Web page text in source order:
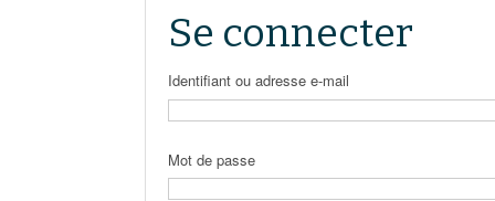
Institutions
Se connecter
Identifiant ou adresse e-mail
Mot de passe